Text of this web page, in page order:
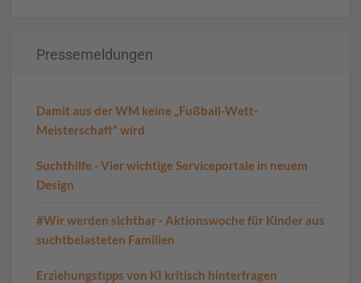
Pressemeldungen
Damit aus der WM keine „Fußball-Wett-
Meisterschaft“ wird
Suchthilfe - Vier wichtige Serviceportale in neuem
Design
#Wir werden sichtbar - Aktionswoche für Kinder aus
suchtbelasteten Familien
Erziehungstipps von KI kritisch hinterfragen